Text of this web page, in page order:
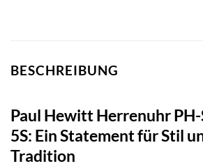
BESCHREIBUNG
Paul Hewitt Herrenuhr
5S: Ein Statement für Stil
Tradition